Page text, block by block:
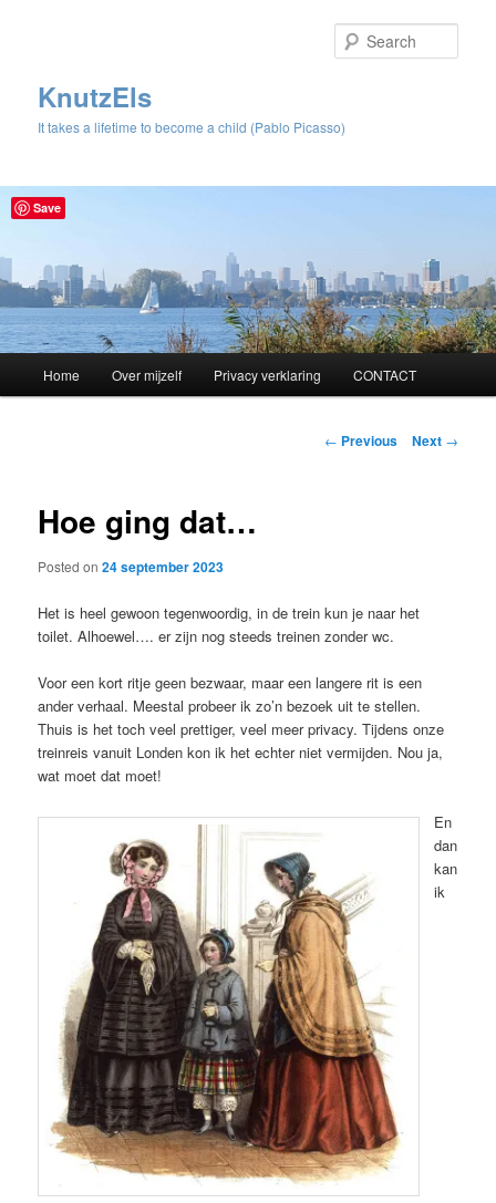
KnutzEls
It takes a lifetime to become a child (Pablo Picasso)
Skip
content
Home Over mijzelf Privacy verklaring CONTACT
Post
← Previous Next →
Hoe ging dat…
Posted on24 september 2023
Het is heel gewoon tegenwoordig, in de trein kun je naar het
toilet. Alhoewel…. er zijn nog steeds treinen zonder wc.
Voor een kort ritje geen bezwaar, maar een langere rit is een
ander verhaal. Meestal probeer ik zo’n bezoek uit te stellen.
Thuis is het toch veel prettiger, veel meer privacy. Tijdens onze
treinreis vanuit Londen kon ik het echter niet vermijden. Nou ja,
wat moet dat moet!
En
dan
kan
ik
Save